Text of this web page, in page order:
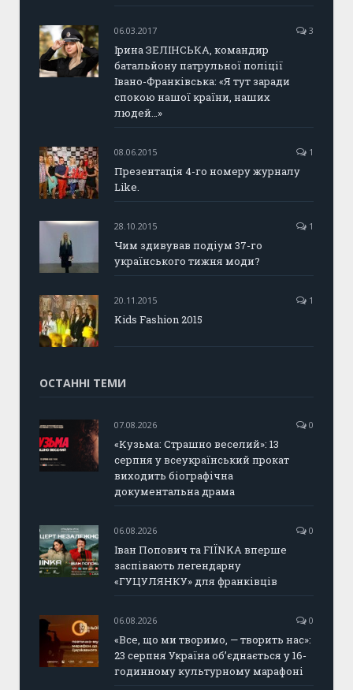
06.03.2017 3
Ірина ЗЕЛІНСЬКА, командир
батальйону патрульної поліції
Івано-Франківська: «Я тут заради
спокою нашої країни, наших
людей…»
08.06.2015 1
Презентація 4-го номеру журналу
Like.
28.10.2015 1
Чим здивував подіум 37-го
українського тижня моди?
20.11.2015 1
Kids Fashion 2015
ОСТАННІ ТЕМИ
07.08.2026 0
«Кузьма: Страшно веселий»: 13
серпня у всеукраїнський прокат
виходить біографічна
документальна драма
06.08.2026 0
Іван Попович та FIÏNKA вперше
заспівають легендарну
«ГУЦУЛЯНКУ» для франківців
06.08.2026 0
«Все, що ми творимо, — творить нас»:
23 серпня Україна об’єднається у 16-
годинному культурному марафоні